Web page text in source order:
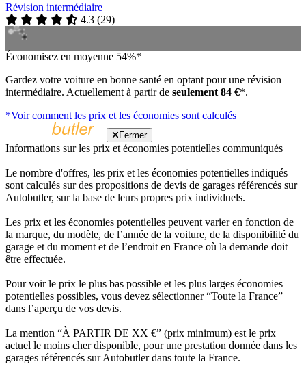
Révision intermédiaire
4.3 (29)
Économisez en moyenne 54%*
Gardez votre voiture en bonne santé en optant pour une révision
intermédiaire. Actuellement à partir de seulement 84 €*.
*Voir comment les prix et les économies sont calculés
Fermer
Informations sur les prix et économies potentielles communiqués
Le nombre d'offres, les prix et les économies potentielles indiqués
sont calculés sur des propositions de devis de garages référencés sur
Autobutler, sur la base de leurs propres prix individuels.
Les prix et les économies potentielles peuvent varier en fonction de
la marque, du modèle, de l’année de la voiture, de la disponibilité du
garage et du moment et de l’endroit en France où la demande doit
être effectuée.
Pour voir le prix le plus bas possible et les plus larges économies
potentielles possibles, vous devez sélectionner “Toute la France”
dans l’aperçu de vos devis.
La mention “À PARTIR DE XX €” (prix minimum) est le prix
actuel le moins cher disponible, pour une prestation donnée dans les
garages référencés sur Autobutler dans toute la France.